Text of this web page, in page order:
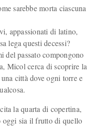
sarebbe morta ciascuna
appassionati di latino,
lega questi decessi?
del passato compongono
Micol cerca di scoprire la
città dove ogni torre e
la quarta di copertina,
oggi sia il frutto di quello